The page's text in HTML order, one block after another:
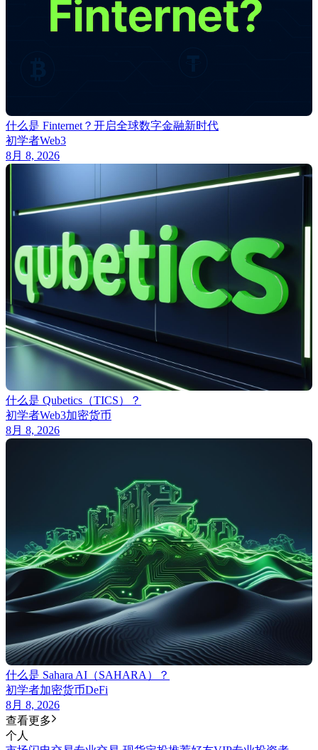
什么是 Finternet？开启全球数字金融新时代
初学者Web3
8月 8, 2026
什么是 Qubetics（TICS）？
初学者Web3加密货币
8月 8, 2026
什么是 Sahara AI（SAHARA）？
初学者加密货币DeFi
8月 8, 2026
查看更多
个人